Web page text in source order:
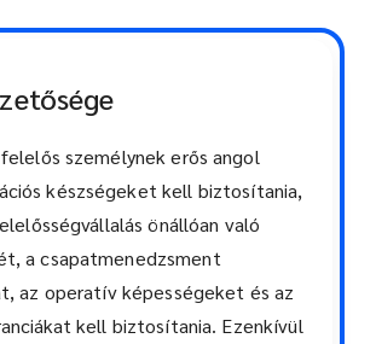
személynek erős angol
készségeket kell biztosítania,
önállóan való
a csapatmenedzsment
az operatív képességeket és az
kell biztosítania. Ezenkívül